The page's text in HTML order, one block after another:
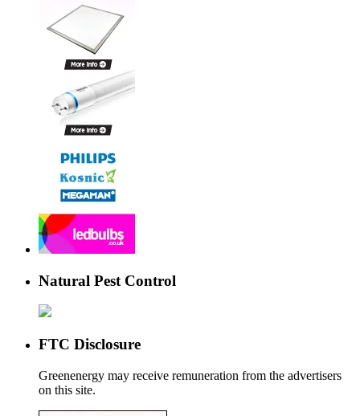
Natural Pest Control
FTC Disclosure
Greenenergy may receive remuneration from the advertisers
on this site.